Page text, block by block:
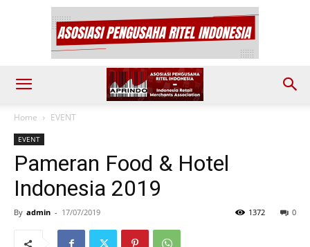
Home EVENT
EVENT
Pameran Food & Hotel
Indonesia 2019
By admin - 17/07/2019 0
1372